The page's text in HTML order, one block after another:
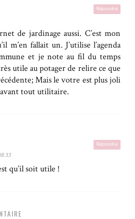
Répondre
de jardinage aussi. C’est mon
m’en fallait un. J’utilise l’agenda
et je note au fil du temps
utile au potager de relire ce que
Mais le votre est plus joli
tout utilitaire.
Répondre
qu’il soit utile !